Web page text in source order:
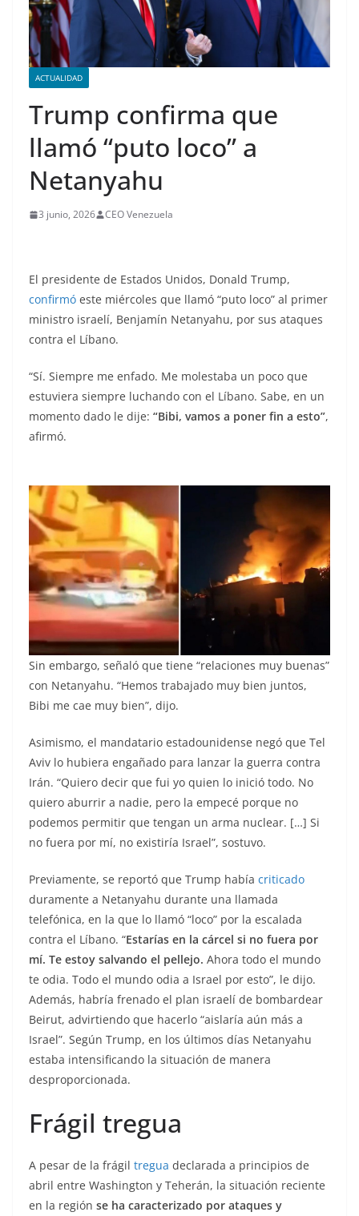
ACTUALIDAD
Trump confirma que
llamó “puto loco” a
Netanyahu
3 junio, 2026 CEO Venezuela
El presidente de Estados Unidos, Donald Trump,
confirmó este miércoles que llamó “puto loco” al primer
ministro israelí, Benjamín Netanyahu, por sus ataques
contra el Líbano.
“Sí. Siempre me enfado. Me molestaba un poco que
estuviera siempre luchando con el Líbano. Sabe, en un
momento dado le dije: “Bibi, vamos a poner fin a esto”,
afirmó.
Sin embargo, señaló que tiene “relaciones muy buenas”
con Netanyahu. “Hemos trabajado muy bien juntos,
Bibi me cae muy bien”, dijo.
Asimismo, el mandatario estadounidense negó que Tel
Aviv lo hubiera engañado para lanzar la guerra contra
Irán. “Quiero decir que fui yo quien lo inició todo. No
quiero aburrir a nadie, pero la empecé porque no
podemos permitir que tengan un arma nuclear. […] Si
no fuera por mí, no existiría Israel”, sostuvo.
Previamente, se reportó que Trump había criticado
duramente a Netanyahu durante una llamada
telefónica, en la que lo llamó “loco” por la escalada
contra el Líbano. “Estarías en la cárcel si no fuera por
mí. Te estoy salvando el pellejo. Ahora todo el mundo
te odia. Todo el mundo odia a Israel por esto”, le dijo.
Además, habría frenado el plan israelí de bombardear
Beirut, advirtiendo que hacerlo “aislaría aún más a
Israel”. Según Trump, en los últimos días Netanyahu
estaba intensificando la situación de manera
desproporcionada.
Frágil tregua
A pesar de la frágil tregua declarada a principios de
abril entre Washington y Teherán, la situación reciente
en la región se ha caracterizado por ataques y